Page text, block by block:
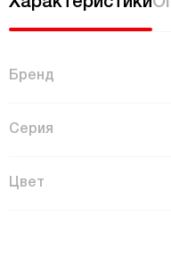
Бренд
Серия
Цвет